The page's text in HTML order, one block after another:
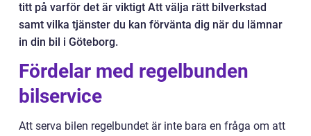
titt på varför det är viktigt Att välja rätt bilverkstad
samt vilka tjänster du kan förvänta dig när du lämnar
in din bil i Göteborg.
Fördelar med regelbunden
bilservice
Att serva bilen regelbundet är inte bara en fråga om att